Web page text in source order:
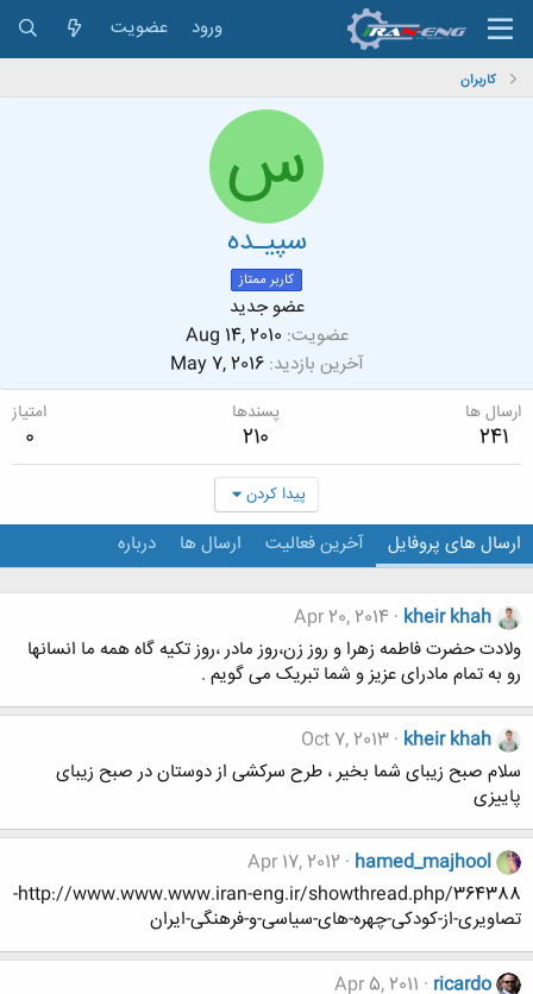
ورود عضویت
کاربران
س
سپیـده
کاربر ممتاز
عضو جدید
عضویت Aug 14, 2010
آخرین بازدید May 7, 2016
ارسال ها
241
پسندها
210
امتیاز
0
پیدا کردن
ارسال های پروفایل آخرین فعالیت ارسال ها درباره
kheir khah
Apr 20, 2014
ولادت حضرت فاطمه زهرا و روز زن،روز مادر ،روز تکیه گاه همه ما انسانها
رو به تمام مادرای عزیز و شما تبریک می گویم .
kheir khah
Oct 7, 2013
سلام صبح زیبای شما بخیر ، طرح سرکشی از دوستان در صبح زیبای
پاییزی
hamed_majhool
Apr 17, 2012
http://www.www.www.iran-eng.ir/showthread.php/364388-
تصاویری-از-کودکی-چهره-های-سیاسی-و-فرهنگی-ایران
ricardo
Apr 5, 2011